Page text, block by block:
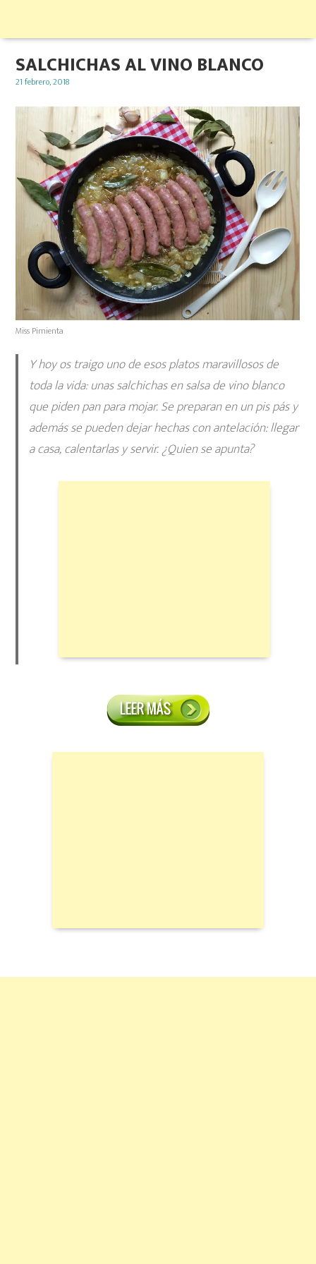
SALCHICHAS AL VINO BLANCO
Posted
21 febrero, 2018
Miss Pimienta
Y hoy os traigo uno de esos platos maravillosos de
toda la vida: unas salchichas en salsa de vino blanco
que piden pan para mojar. Se preparan en un pis pás y
además se pueden dejar hechas con antelación: llegar
a casa, calentarlas y servir. ¿Quien se apunta?